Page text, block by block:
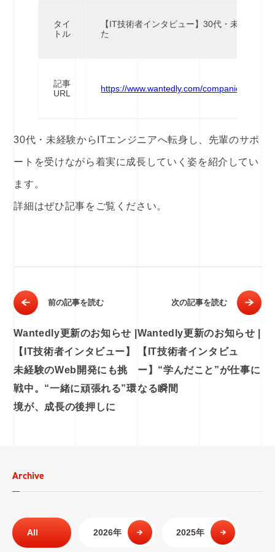
タイ
トル
【IT技術者インタビュー】30代・未経験、
た
記事
URL
https://www.wantedly.com/companies/
30代・未経験からITエンジニアへ転身し、先輩のサポ
ートを受けながら着実に成長していく姿を紹介してい
ます。
詳細はぜひ記事をご覧ください。
前の記事を読む
Wantedly更新のお知らせ |
【IT技術者インタビュー】
未経験のWeb開発にも挑
戦中。“一緒に頑張れる”環
境が、成長の後押しに
次の記事を読む
Wantedly更新のお知らせ |
【IT技術者インタビュ
ー】“学んだこと”が仕事に
なる瞬間
Archive
All 2026年 2025年